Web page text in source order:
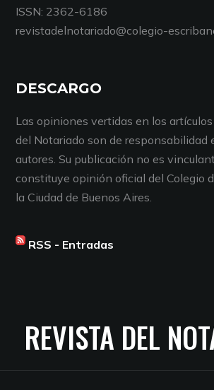
ISSN: 2362-6186
revistadelnotariado@colegio-
DESCARGO
Las opiniones vertidas en los
del Notariado son de responsabilidad
autores. Su publicación no es
constituye opinión oficial del Colegio
la Ciudad de Buenos Aires.
RSS - Entradas
REVISTA DEL